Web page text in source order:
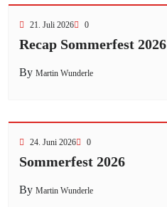
21. Juli 2026 0
Recap Sommerfest 2026
By Martin Wunderle
24. Juni 2026 0
Sommerfest 2026
By Martin Wunderle